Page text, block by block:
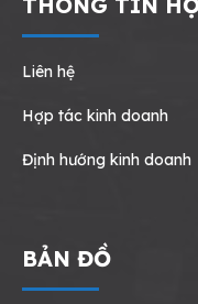
Liên hệ
Hợp tác kinh doanh
Định hướng kinh doanh
BẢN ĐỒ